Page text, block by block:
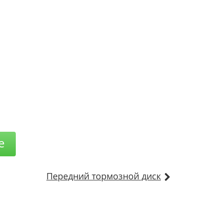
Передний тормозной диск